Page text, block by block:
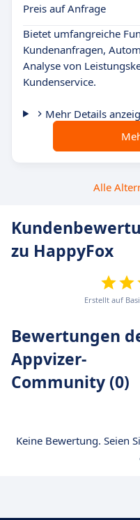
Preis auf Anfrage
Bietet umfangreiche
Kundenanfragen,
Analyse von
Kundenservice.
Mehr Details
Alle
zu HappyFox
Erstellt auf
Bewertungen
Appvizer-
Community (0)
Keine Bewertung. Seien